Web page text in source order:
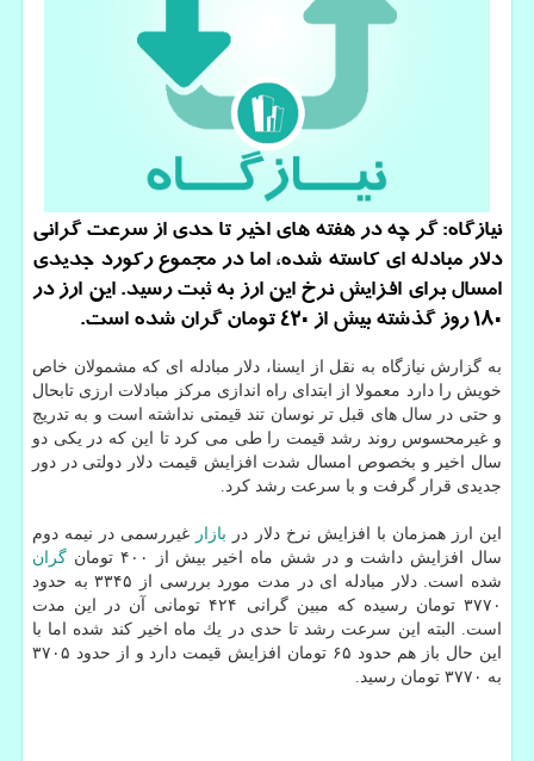
نیازگاه: گر چه در هفته های اخیر تا حدی از سرعت گرانی
دلار مبادله ای كاسته شده، اما در مجموع ركورد جدیدی
امسال برای افزایش نرخ این ارز به ثبت رسید. این ارز در
۱۸۰ روز گذشته بیش از ۴۲۰ تومان گران شده است.
به گزارش نیازگاه به نقل از ایسنا، دلار مبادله ای كه مشمولان خاص
خویش را دارد معمولا از ابتدای راه اندازی مركز مبادلات ارزی تابحال
و حتی در سال های قبل تر نوسان تند قیمتی نداشته است و به تدریج
و غیرمحسوس روند رشد قیمت را طی می كرد تا این كه در یكی دو
سال اخیر و بخصوص امسال شدت افزایش قیمت دلار دولتی در دور
جدیدی قرار گرفت و با سرعت رشد كرد.
این ارز همزمان با افزایش نرخ دلار در بازار غیررسمی در نیمه دوم
سال افزایش داشت و در شش ماه اخیر بیش از ۴۰۰ تومان
گران
شده است. دلار مبادله ای در مدت مورد بررسی از ۳۳۴۵ به حدود
۳۷۷۰ تومان رسیده كه مبین گرانی ۴۲۴ تومانی آن در این مدت
است. البته این سرعت رشد تا حدی در یك ماه اخیر كند شده اما با
این حال باز هم حدود ۶۵ تومان افزایش قیمت دارد و از حدود ۳۷۰۵
به ۳۷۷۰ تومان رسید.